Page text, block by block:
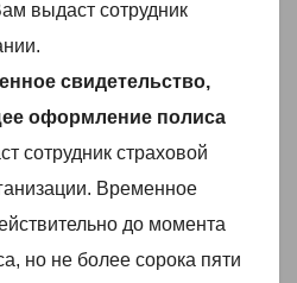
выдаст сотрудник
свидетельство,
оформление полиса
сотрудник страховой
Временное
до момента
но не более сорока пяти